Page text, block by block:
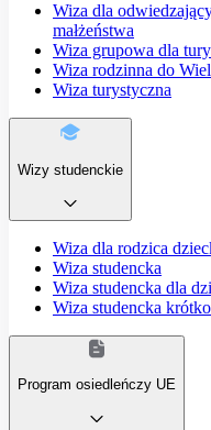
Wiza dla
małżeństwa
Wiza grupowa dla
Wiza rodzinna do
Wiza turystyczna
Wizy studenckie
Wiza dla rodzica
Wiza studencka
Wiza studencka dla
Wiza studencka
Program osiedleńczy UE